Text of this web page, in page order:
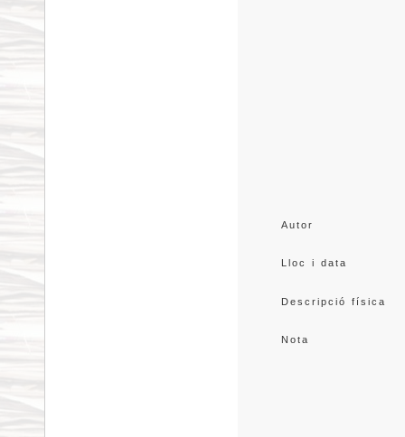
Autor
Lloc i data
Descripció física
Nota